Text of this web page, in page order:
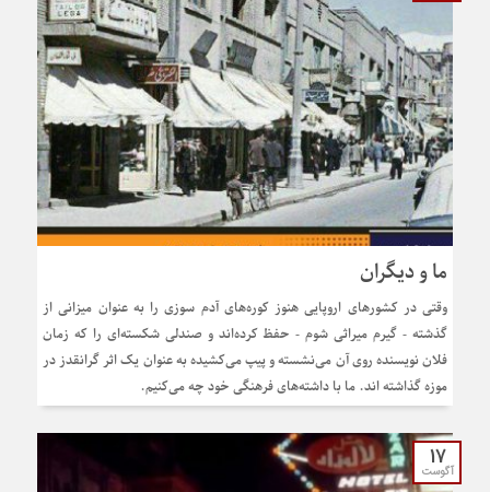
ما و دیگران
وقتی در کشورهای اروپایی هنوز کوره‌های آدم سوزی را به عنوان میزانی از
گذشته - گیرم میراثی شوم - حفظ کرده‌اند و صندلی شکسته‌ای را که زمان
فلان نویسنده روی آن می‌نشسته و پیپ می‌کشیده به عنوان یک اثر گرانقدز در
موزه گذاشته اند. ما با داشته‌های فرهنگی خود چه می‌کنیم.
17
آگوست